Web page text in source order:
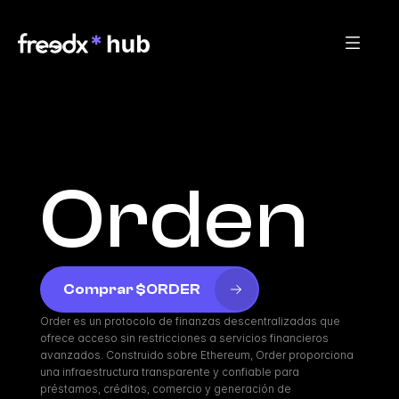
Orden
Comprar $ORDER
Order es un protocolo de finanzas descentralizadas que
ofrece acceso sin restricciones a servicios financieros
avanzados. Construido sobre Ethereum, Order proporciona
una infraestructura transparente y confiable para
préstamos, créditos, comercio y generación de